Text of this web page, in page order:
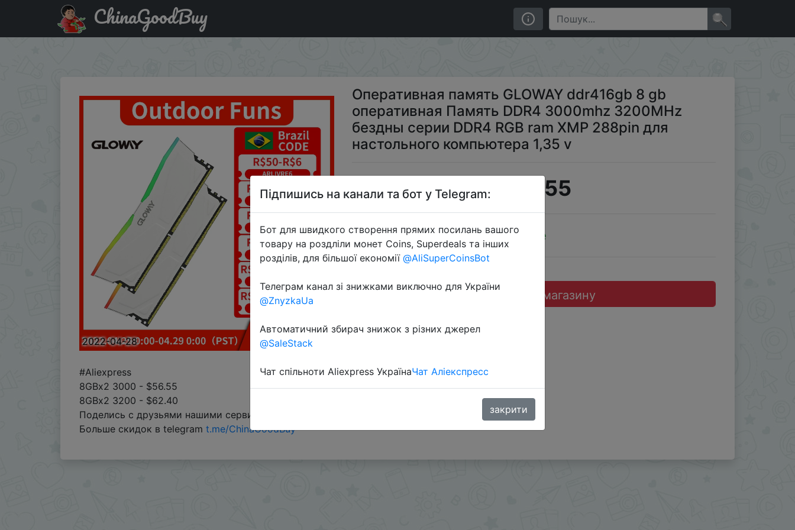
Знижка на Оперативная память GLOWAY ddr416gb 8 gb оперативная Память DDR4 3000mhz 3200MHz бездны серии DDR4 RGB ram XMP 288pin для настольного
компьютера 1,35 v
ChinaGoodBuy
2022-04-28
Оперативная память GLOWAY ddr416gb 8 gb
оперативная Память DDR4 3000mhz 3200MHz
бездны серии DDR4 RGB ram XMP 288pin для
настольного компьютера 1,35 v
$56.55
Sale
Перейти до магазину
#Aliexpress
8GBx2 3000 - $56.55
8GBx2 3200 - $62.40
Поделись с друзьями нашими сервисами - @SKIDKOVOZ
Больше скидок в telegram t.me/ChinaGoodBuy
Підпишись на канали та бот у Telegram:
Бот для швидкого створення прямих посилань вашого
товару на роздліли монет Coins, Superdeals та інших
розділів, для більшої економії @AliSuperCoinsBot
Телеграм канал зі знижками виключно для України
@ZnyzkaUa
Автоматичний збирач знижок з різних джерел
@SaleStack
Чат спільноти Aliexpress УкраїнаЧат Аліекспресс
закрити